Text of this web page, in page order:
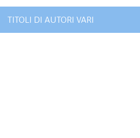
TITOLI DI AUTORI VARI